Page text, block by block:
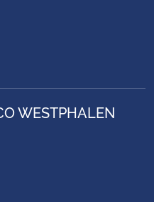
WESTPHALEN